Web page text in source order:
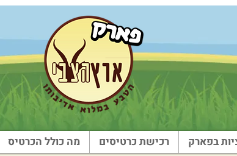
בפארק רכישת כרטיסים מה כולל הכרטיס